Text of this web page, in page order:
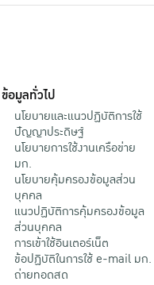
ข้อมูลทั่วไป
นโยบายและแนวปฏิบัติการใช้
ปัญญาประดิษฐ์
นโยบายการใช้งานเครือข่าย
มก.
นโยบายคุ้มครองข้อมูลส่วน
บุคคล
แนวปฏิบัติการคุ้มครองข้อมูล
ส่วนบุคคล
การเข้าใช้อินเตอร์เน็ต
ข้อปฏิบัติในการใช้ e-mail มก.
ถ่ายทอดสด